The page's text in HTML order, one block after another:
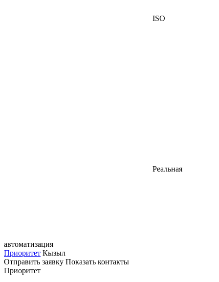
ISO
Реальная
автоматизация
Приоритет Кызыл
Отправить заявку Показать контакты
Приоритет